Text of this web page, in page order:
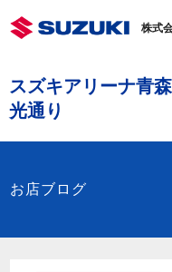
株式
スズキアリーナ青
光通り
お店ブログ